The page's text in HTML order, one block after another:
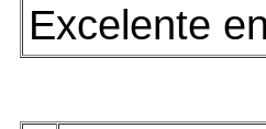
Excelente